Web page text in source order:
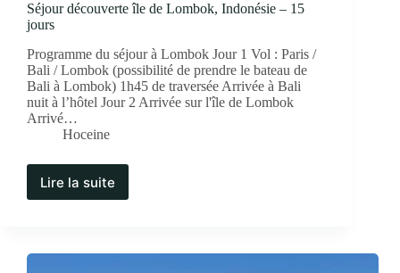
Séjour découverte île de Lombok, Indonésie – 15
jours
Programme du séjour à Lombok Jour 1 Vol : Paris /
Bali / Lombok (possibilité de prendre le bateau de
Bali à Lombok) 1h45 de traversée Arrivée à Bali
nuit à l’hôtel Jour 2 Arrivée sur l'île de Lombok
Arrivé…
Hoceine
Lire la suite